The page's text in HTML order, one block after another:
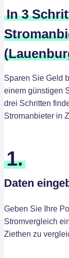
In 3
Sparen Sie Geld
einem günstigen
drei Schritten
Stromanbieter in
1.
Daten
Geben Sie Ihre
Stromvergleich
Ziethen zu